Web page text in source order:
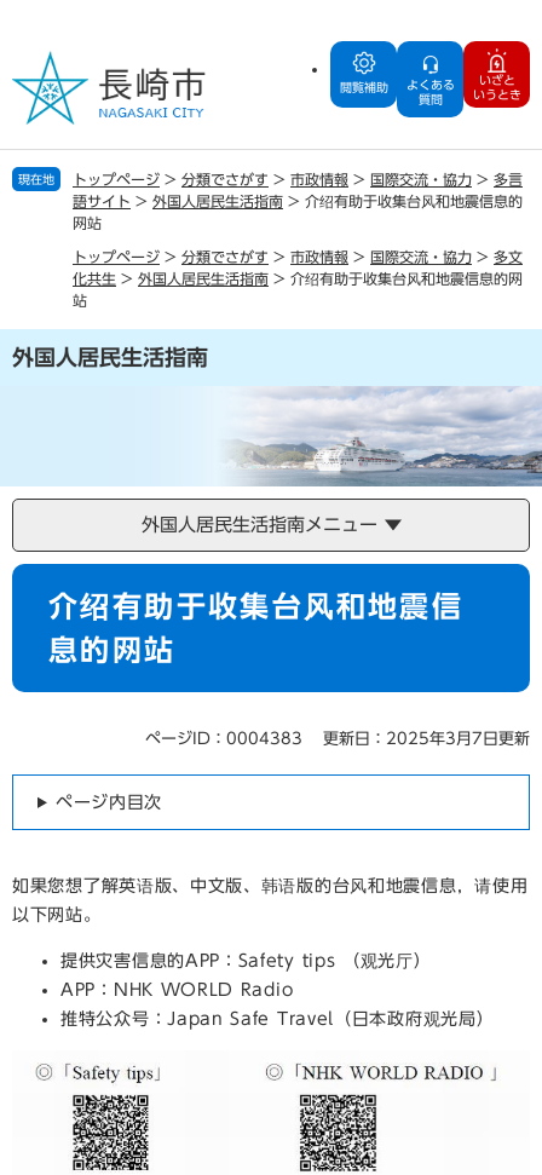
の
で
す
ー
ば
し
閲覧補助
よくある
質問
いざと
いうとき
現在地 トップページ > 分類でさがす > 市政情報 > 国際交流・協力 > 多言
語サイト > 外国人居民生活指南 > 介绍有助于收集台风和地震信息的
网站
トップページ > 分類でさがす > 市政情報 > 国際交流・協力 > 多文
化共生 > 外国人居民生活指南 > 介绍有助于收集台风和地震信息的网
站
外国人居民生活指南
外国人居民生活指南メニュー
本
介绍有助于收集台风和地震信
息的网站
ページID：0004383 更新日：2025年3月7日更新
ページ内目次
如果您想了解英语版、中文版、韩语版的台风和地震信息，请使用
以下网站。
提供灾害信息的APP：Safety tips （观光厅）
APP：NHK WORLD Radio
推特公众号：Japan Safe Travel（日本政府观光局）